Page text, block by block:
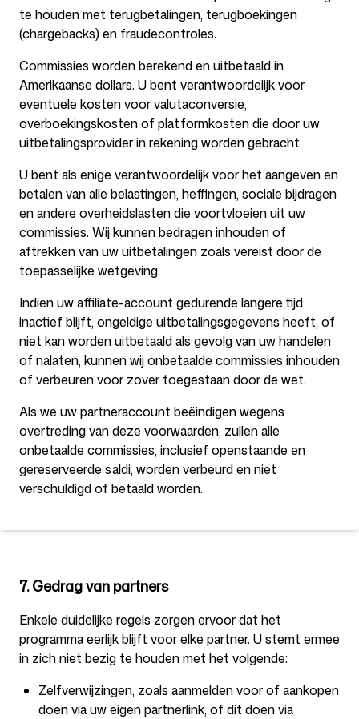
te houden met terugbetalingen, terugboekingen
(chargebacks) en fraudecontroles.
Commissies worden berekend en uitbetaald in
Amerikaanse dollars. U bent verantwoordelijk voor
eventuele kosten voor valutaconversie,
overboekingskosten of platformkosten die door uw
uitbetalingsprovider in rekening worden gebracht.
U bent als enige verantwoordelijk voor het aangeven en
betalen van alle belastingen, heffingen, sociale bijdragen
en andere overheidslasten die voortvloeien uit uw
commissies. Wij kunnen bedragen inhouden of
aftrekken van uw uitbetalingen zoals vereist door de
toepasselijke wetgeving.
Indien uw affiliate-account gedurende langere tijd
inactief blijft, ongeldige uitbetalingsgegevens heeft, of
niet kan worden uitbetaald als gevolg van uw handelen
of nalaten, kunnen wij onbetaalde commissies inhouden
of verbeuren voor zover toegestaan door de wet.
Als we uw partneraccount beëindigen wegens
overtreding van deze voorwaarden, zullen alle
onbetaalde commissies, inclusief openstaande en
gereserveerde saldi, worden verbeurd en niet
verschuldigd of betaald worden.
7. Gedrag van partners
Enkele duidelijke regels zorgen ervoor dat het
programma eerlijk blijft voor elke partner. U stemt ermee
in zich niet bezig te houden met het volgende:
Zelfverwijzingen, zoals aanmelden voor of aankopen
doen via uw eigen partnerlink, of dit doen via